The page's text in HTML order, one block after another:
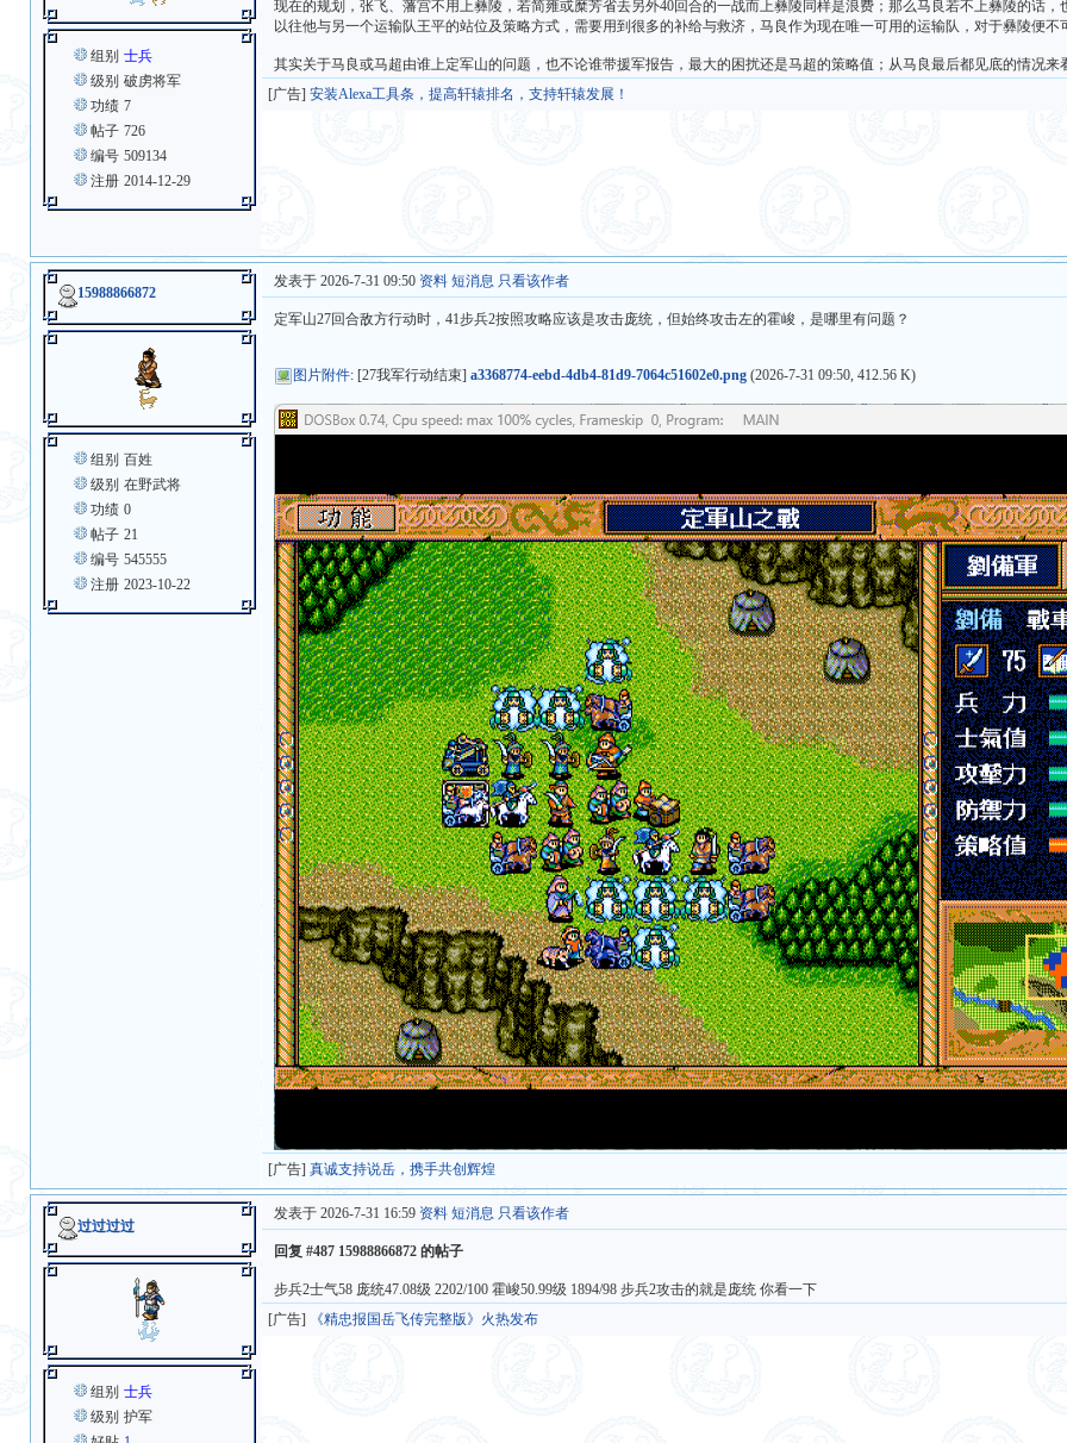
组别 士兵
级别 破虏将军
功绩 7
帖子 726
编号 509134
注册 2014-12-29
现在的规划，张飞、藩宫不用上彝陵，若简雍或糜芳省去另外40回合的一战而上彝陵同样是浪费；那么马良若不上彝陵的
以往他与另一个运输队王平的站位及策略方式，需要用到很多的补给与救济，马良作为现在唯一可用的运输队，对于彝陵便不
其实关于马良或马超由谁上定军山的问题，也不论谁带援军报告，最大的困扰还是马超的策略值；从马良最后都见底的情况
[广告] 安装Alexa工具条，提高轩辕排名，支持轩辕发展！
15988866872
组别 百姓
级别 在野武将
功绩 0
帖子 21
编号 545555
注册 2023-10-22
发表于 2026-7-31 09:50 资料 短消息 只看该作者
定军山27回合敌方行动时，41步兵2按照攻略应该是攻击庞统，但始终攻击左的霍峻，是哪里有问题？
图片附件: [27我军行动结束] a3368774-eebd-4db4-81d9-7064c51602e0.png(2026-7-31 09:50, 412.56 K)
[广告] 真诚支持说岳，携手共创辉煌
过过过过
组别 士兵
级别 护军
发表于 2026-7-31 16:59 资料 短消息 只看该作者
回复 #487 15988866872 的帖子
步兵2士气58 庞统47.08级 2202/100 霍峻50.99级 1894/98 步兵2攻击的就是庞统 你看一下
[广告]
《精忠报国岳飞传完整版》火热发布